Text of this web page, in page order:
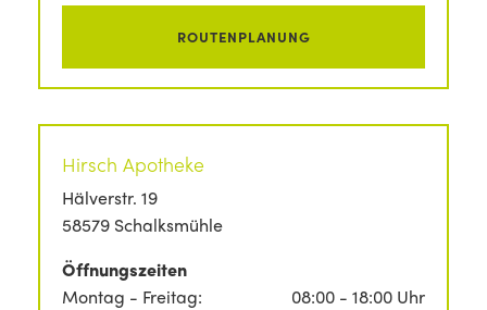
ROUTENPLANUNG
Hirsch Apotheke
Hälverstr. 19
58579 Schalksmühle
Öffnungszeiten
Montag - Freitag:
08:00 - 18:00 Uhr